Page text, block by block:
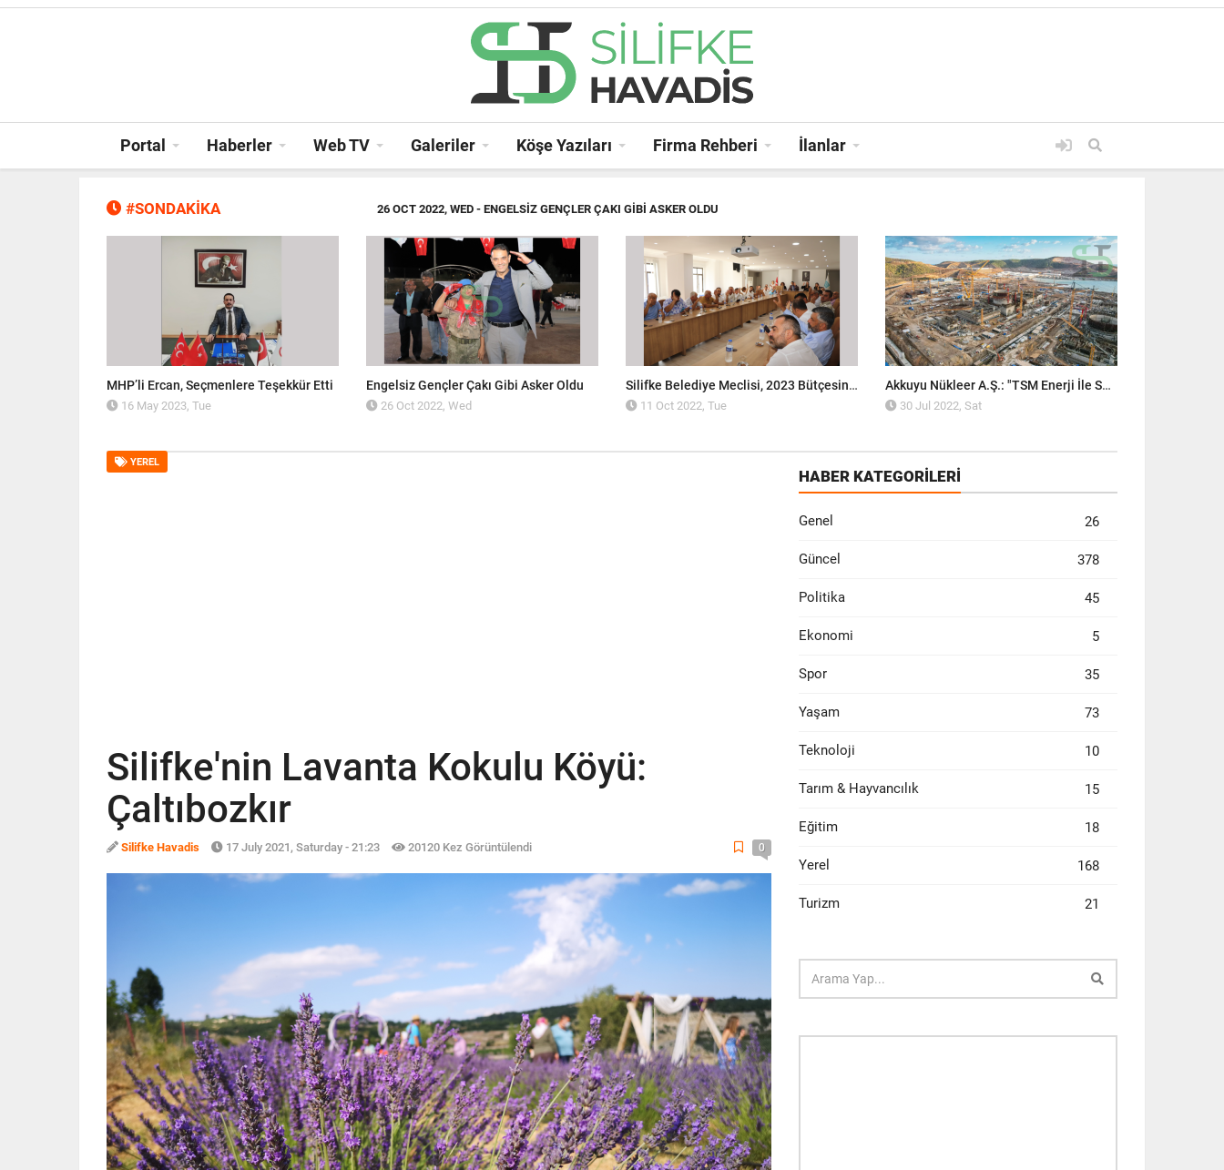
Portal Haberler Web TV Galeriler Köşe Yazıları Firma Rehberi İlanlar
#SONDAKİKA 26 OCT 2022, WED - ENGELSIZ GENÇLER ÇAKI GIBI ASKER OLDU
MHP’li Ercan, Seçmenlere Teşekkür Etti
16 May 2023, Tue
Engelsiz Gençler Çakı Gibi Asker Oldu
26 Oct 2022, Wed
Silifke Belediye Meclisi, 2023 Bütçesini Onayladı!
11 Oct 2022, Tue
Akkuyu Nükleer A.Ş.: "TSM Enerji İle Sözleşme İmzalandı"
30 Jul 2022, Sat
Silifke'nin Lavanta Kokulu Köyü:
Çaltıbozkır
YEREL
Silifke Havadis 17 July 2021, Saturday - 21:23 20120 Kez Görüntülendi 0
HABER KATEGORİLERİ
Genel 26
Güncel 378
Politika 45
Ekonomi 5
Spor 35
Yaşam 73
Teknoloji 10
Tarım & Hayvancılık 15
Eğitim 18
Yerel 168
Turizm 21